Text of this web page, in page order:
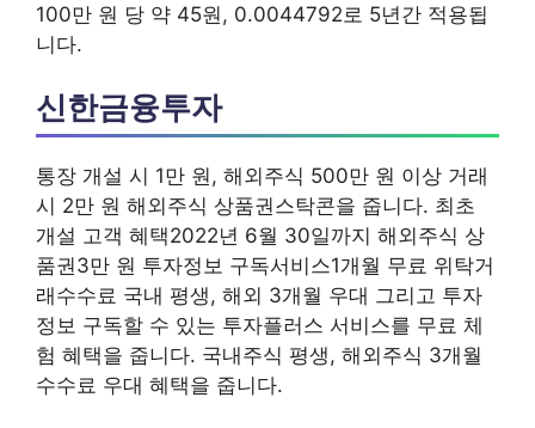
100만 원 당 약 45원, 0.0044792로 5년간 적용됩
니다.
신한금융투자
통장 개설 시 1만 원, 해외주식 500만 원 이상 거래
시 2만 원 해외주식 상품권스탁콘을 줍니다. 최초
개설 고객 혜택2022년 6월 30일까지 해외주식 상
품권3만 원 투자정보 구독서비스1개월 무료 위탁거
래수수료 국내 평생, 해외 3개월 우대 그리고 투자
정보 구독할 수 있는 투자플러스 서비스를 무료 체
험 혜택을 줍니다. 국내주식 평생, 해외주식 3개월
수수료 우대 혜택을 줍니다.